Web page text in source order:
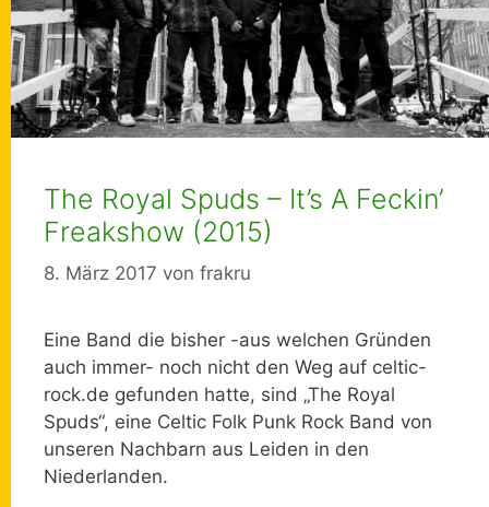
The Royal Spuds – It’s A Feckin’
Freakshow (2015)
8. März 2017 von frakru
Eine Band die bisher -aus welchen Gründen
auch immer- noch nicht den Weg auf celtic-
rock.de gefunden hatte, sind „The Royal
Spuds“, eine Celtic Folk Punk Rock Band von
unseren Nachbarn aus Leiden in den
Niederlanden.